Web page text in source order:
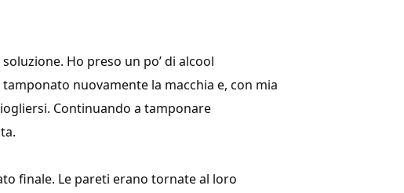
Ho preso un po’ di alcool
nuovamente la macchia e, con mia
Continuando a tamponare
finale. Le pareti erano tornate al loro